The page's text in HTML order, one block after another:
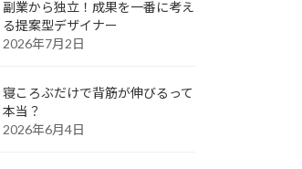
副業から独立！成果を一番に考え
る提案型デザイナー
2026年7月2日
寝ころぶだけで背筋が伸びるって
本当？
2026年6月4日